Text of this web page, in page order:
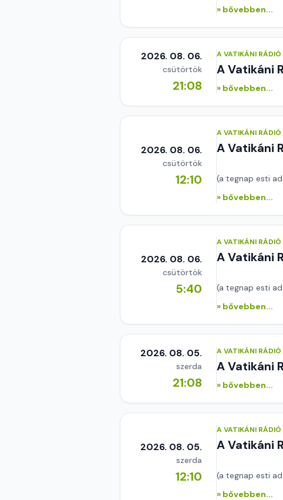
» bővebben...
2026. 08. 06.
csütörtök
21:08
A VATIKÁNI
A Vatikáni
» bővebben...
2026. 08. 06.
csütörtök
12:10
A VATIKÁNI
A Vatikáni
(a tegnap esti
» bővebben...
2026. 08. 06.
csütörtök
5:40
A VATIKÁNI
A Vatikáni
(a tegnap esti
» bővebben...
2026. 08. 05.
szerda
21:08
A VATIKÁNI
A Vatikáni
» bővebben...
2026. 08. 05.
szerda
12:10
A VATIKÁNI
A Vatikáni
(a tegnap esti
» bővebben...